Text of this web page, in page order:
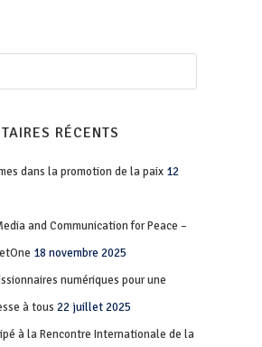
RÉCENTS
dans la promotion de la paix 12
and Communication for Peace –
18 novembre 2025
numériques pour une
à tous 22 juillet 2025
à la Rencontre Internationale de la